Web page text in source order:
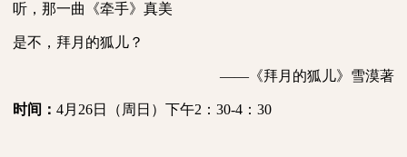
听，那一曲《牵手》真美
是不，拜月的狐儿？
——《拜月的狐儿》雪漠著
时间： 4月 26日（周日）下午2 ： 30-4 ： 30